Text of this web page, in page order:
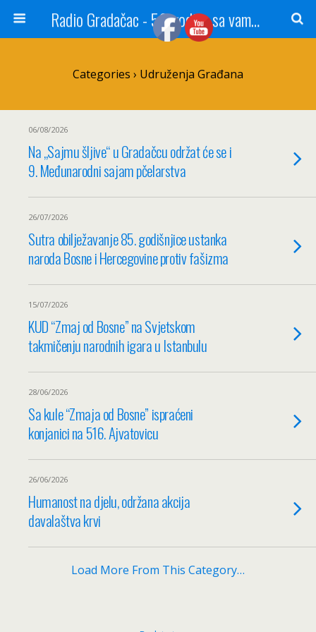
Radio Gradačac - 56 godina sa vama...
Categories › Udruženja Građana
06/08/2026
Na „Sajmu šljive“ u Gradačcu održat će se i
9. Međunarodni sajam pčelarstva
26/07/2026
Sutra obilježavanje 85. godišnjice ustanka
naroda Bosne i Hercegovine protiv fašizma
15/07/2026
KUD “Zmaj od Bosne” na Svjetskom
takmičenju narodnih igara u Istanbulu
28/06/2026
Sa kule “Zmaja od Bosne” ispraćeni
konjanici na 516. Ajvatovicu
26/06/2026
Humanost na djelu, održana akcija
davalaštva krvi
Load More From This Category…